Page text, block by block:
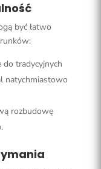
być łatwo
tradycyjnych
natychmiastowo
rozbudowę